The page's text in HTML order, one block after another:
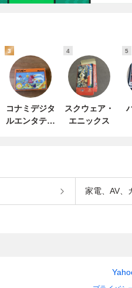
3
コナミデジタ
ルエンタテイ
4
スクウェア・
エニックス
5
家電、AV、